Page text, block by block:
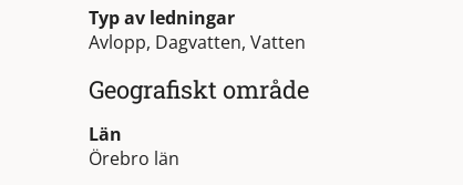
Typ av ledningar
Avlopp, Dagvatten, Vatten
Geografiskt område
Län
Örebro län